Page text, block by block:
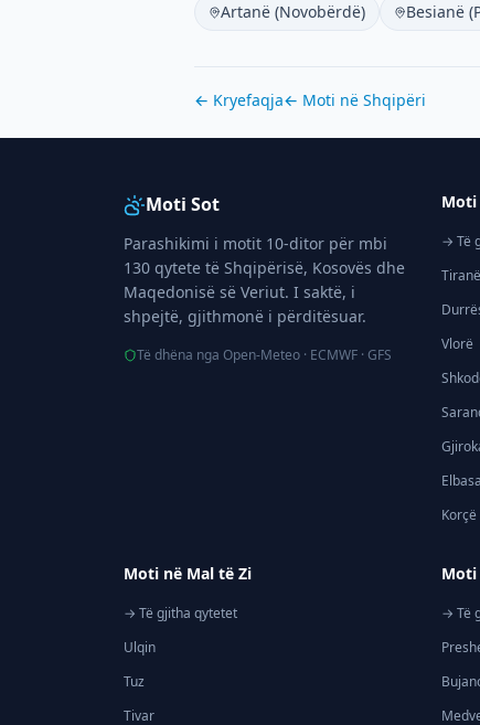
Artanë (Novobërdë) Besianë
← Kryefaqja← Moti në Shqipëri
Moti Sot
Parashikimi i motit 10-ditor për mbi
130 qytete të Shqipërisë, Kosovës dhe
Maqedonisë së Veriut. I saktë, i
shpejtë, gjithmonë i përditësuar.
Të dhëna nga Open-Meteo · ECMWF · GFS
Moti
→ Të
Tiranë
Vlorë
Korçë
Moti në Mal të Zi
→ Të gjitha qytetet
Ulqin
Tuz
Tivar
Moti
→ Të